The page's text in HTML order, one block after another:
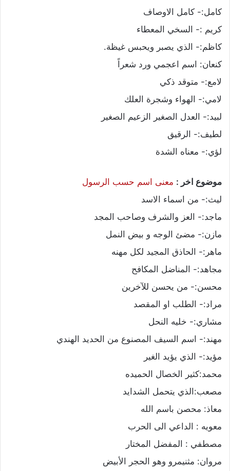
كامل:- كامل الاوصاف
كريم :- السخي المعطاء
كاظم:- الذي يصبر ويحبس غيظة.
كنعان: اسم اعجمي ورد شعراً
لامع:- متوقد ذكي
لامي:- الهواء وشجرة العلك
لبيد:- العدل الصغير الزعيم الصغير
لطيف:- الرقيق
لؤي:- معناه الشدة
موضوع اخر : معنى اسم حسب الرسول
ليث:- من اسماء الاسد
ماجد:- العز والشرف وصاحب المجد
مازن:- مضئ الوجه و بيض النمل
ماهر:- الحاذق المجيد لكل مهنه
مجاهد:- المناضل المكافح
محسن:- من يحسن للآخرين
مراد:- الطلب او المقصد
مشاري:- خليه النحل
مهند:- اسم السيف المصنوع من الحديد الهندي
مؤيد:- الذي يؤيد الغير
محمد:كثير الخصال الحميده
مصعب:الذي يتحمل الشدايد
معاذ: محصن باسم الله
معويه : الداعي الى الحرب
مصطفي : المفضل المختار
مروان: مثنيمرو وهو الحجر الأبيض